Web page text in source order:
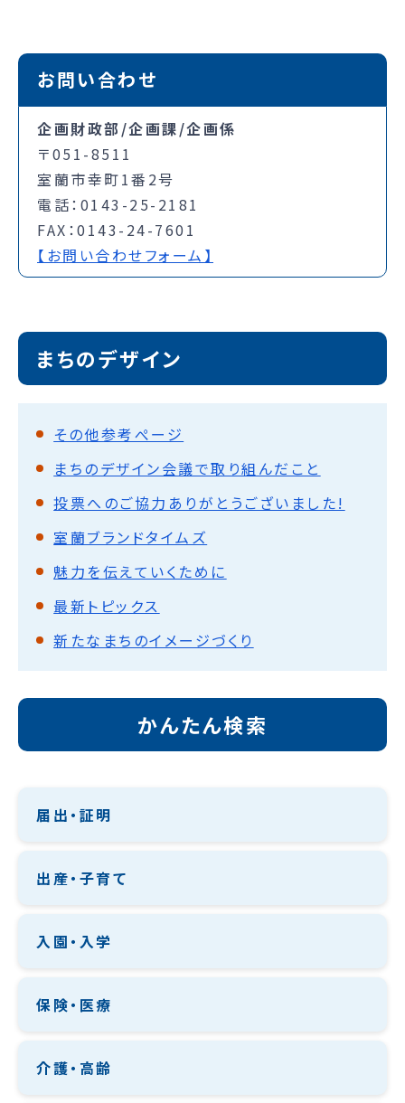
お問い合わせ
企画財政部/企画課/企画係
〒051-8511
室蘭市幸町1番2号
電話：0143-25-2181
FAX：0143-24-7601
【お問い合わせフォーム】
まちのデザイン
その他参考ぺージ
まちのデザイン会議で取り組んだこと
投票へのご協力ありがとうございました!
室蘭ブランドタイムズ
魅力を伝えていくために
最新トピックス
新たなまちのイメージづくり
かんたん検索
届出・証明
出産・子育て
入園・入学
保険・医療
介護・高齢